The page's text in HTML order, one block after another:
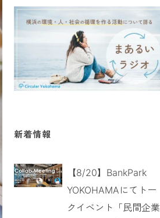
新着情報
【8/20】BankPark
YOKOHAMAにてトー
クイベント「民間企業